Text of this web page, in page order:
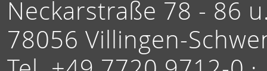
Neckarstraße 78 - 86
78056 Villingen-